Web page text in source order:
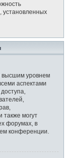
установленных
высшим уровнем
аспектами
могут
форумах, в
конференции.